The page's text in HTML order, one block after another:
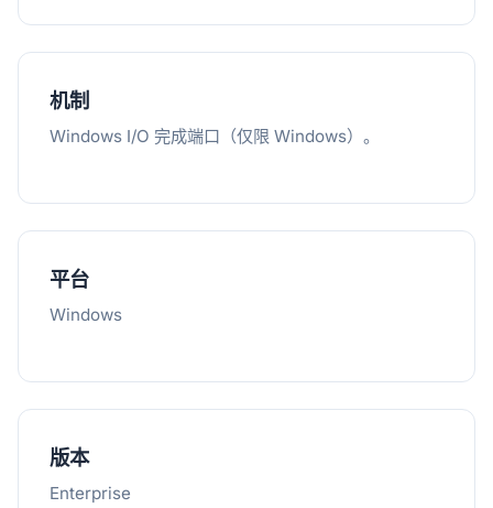
机制
Windows I/O 完成端口（仅限 Windows）。
平台
Windows
版本
Enterprise